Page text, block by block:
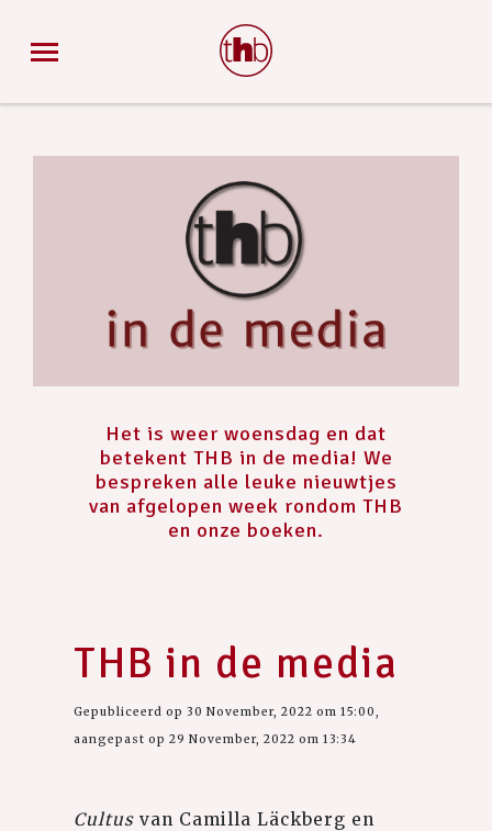
Het is weer woensdag en dat
betekent THB in de media! We
bespreken alle leuke nieuwtjes
van afgelopen week rondom THB
en onze boeken.
THB in de media
Gepubliceerd op 30 November, 2022 om 15:00,
aangepast op 29 November, 2022 om 13:34
Cultusvan Camilla Läckberg en